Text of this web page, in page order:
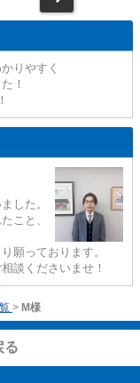
りやすく
！
した。
こと、
願っております。
談くださいませ！
> M様
る